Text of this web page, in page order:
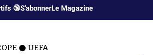
🔞S'abonnerLe Magazine
UEFA